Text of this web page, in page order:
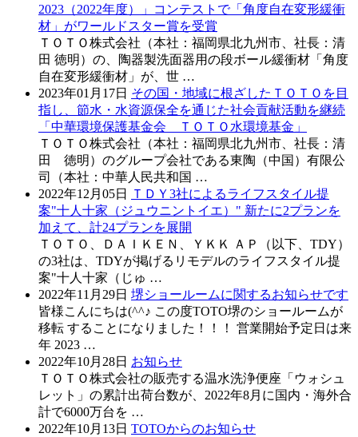
2023（2022年度）」コンテストで「角度自在変形緩衝
材」がワールドスター賞を受賞
ＴＯＴＯ株式会社（本社：福岡県北九州市、社長：清
田 徳明）の、陶器製洗面器用の段ボール緩衝材「角度
自在変形緩衝材」が、世 …
2023年01月17日 その国・地域に根ざしたＴＯＴＯを目
指し、節水・水資源保全を通じた社会貢献活動を継続
「中華環境保護基金会 ＴＯＴＯ水環境基金」
ＴＯＴＯ株式会社（本社：福岡県北九州市、社長：清
田 徳明）のグループ会社である東陶（中国）有限公
司（本社：中華人民共和国 …
2022年12月05日
ＴＤＹ3社によるライフスタイル提
案"十人十家（ジュウニントイエ）" 新たに2プランを
加えて、計24プランを展開
ＴＯＴＯ、ＤＡＩＫＥＮ、ＹＫＫ ＡＰ（以下、TDY）
の3社は、TDYが掲げるリモデルのライフスタイル提
案"十人十家（じゅ …
2022年11月29日 堺ショールームに関するお知らせです
皆様こんにちは(^^♪ この度TOTO堺のショールームが
移転 することになりました！！！ 営業開始予定日は来
年 2023 …
2022年10月28日 お知らせ
ＴＯＴＯ株式会社の販売する温水洗浄便座「ウォシュ
レット」の累計出荷台数が、2022年8月に国内・海外合
計で6000万台を …
2022年10月13日 TOTOからのお知らせ